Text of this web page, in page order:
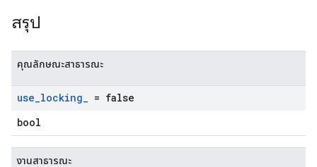
สรุป
คุณลักษณะสาธารณะ
use_locking_ = false
bool
งานสาธารณะ